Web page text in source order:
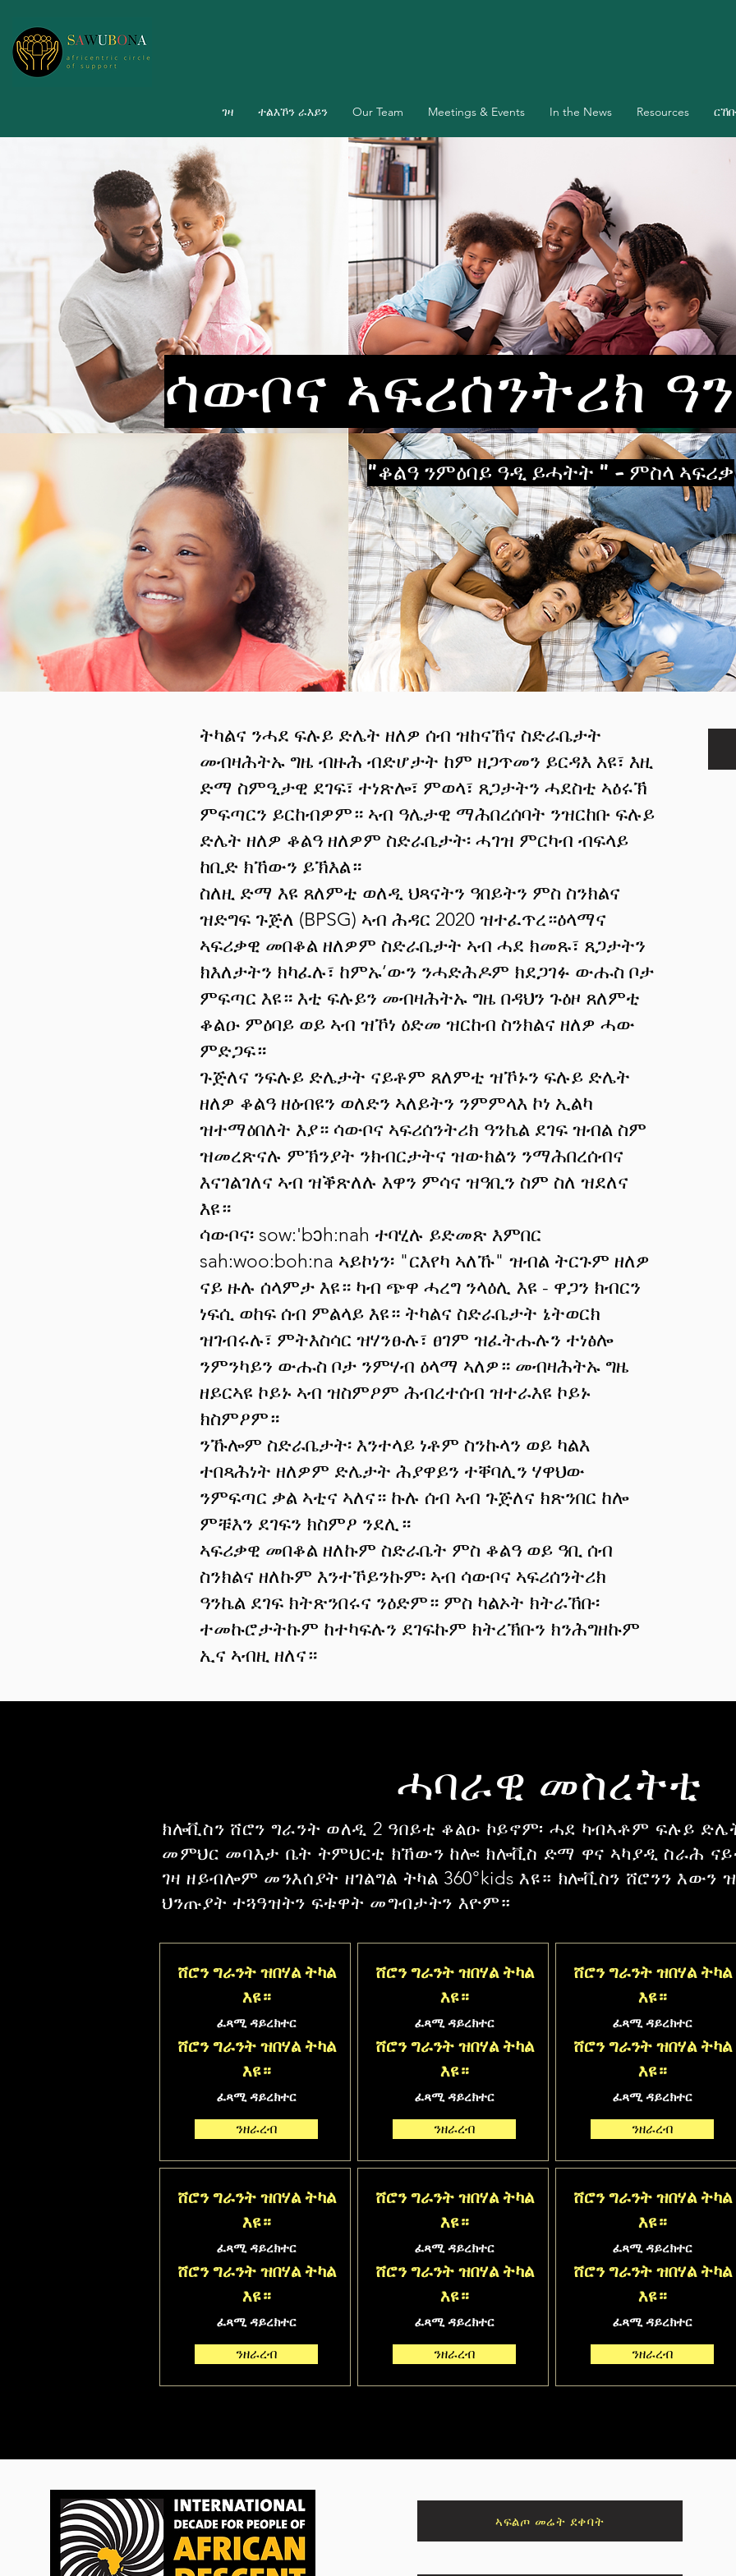
ገዛ ተልእኾን ራእይን Our Team Meetings & Events In the News Resources
ሳውቦና ኣፍሪሰንትሪክ
"ቆልዓ ንምዕባይ ዓዲ ይሓትት " - ምስላ ኣፍሪቃ
ትካልና ንሓደ ፍሉይ ድሌት ዘለዎ ሰብ ዝከናኸና ስድራቤታት
መብዛሕትኡ ግዜ ብዙሕ ብድሆታት ከም ዘጋጥመን ይርዳእ እዩ፣ እዚ
ድማ ስምዒታዊ ደገፍ፣ ተነጽሎ፣ ምወላ፣ ጸጋታትን ሓደስቲ ኣዕሩኽ
ምፍጣርን ይርከብዎም። ኣብ ዓሌታዊ ማሕበረሰባት ንዝርከቡ ፍሉይ
ድሌት ዘለዎ ቆልዓ ዘለዎም ስድራቤታት፡ ሓገዝ ምርካብ ብፍላይ
ከቢድ ክኸውን ይኽእል።
ስለዚ ድማ እዩ ጸለምቲ ወለዲ ህጻናትን ዓበይትን ምስ ስንክልና
ዝድግፍ ጉጅለ (BPSG) ኣብ ሕዳር 2020 ዝተፈጥረ።ዕላማና
ኣፍሪቃዊ መበቆል ዘለዎም ስድራቤታት ኣብ ሓደ ክመጹ፣ ጸጋታትን
ክእለታትን ክካፈሉ፣ ከምኡ’ውን ንሓድሕዶም ክደጋገፉ ውሑስ ቦታ
ምፍጣር እዩ። እቲ ፍሉይን መብዛሕትኡ ግዜ በዳህን ጉዕዞ ጸለምቲ
ቆልዑ ምዕባይ ወይ ኣብ ዝኾነ ዕድመ ዝርከብ ስንክልና ዘለዎ ሓው
ምድጋፍ።
ጉጅለና ንፍሉይ ድሌታት ናይቶም ጸለምቲ ዝኾኑን ፍሉይ ድሌት
ዘለዎ ቆልዓ ዘዕብዩን ወለድን ኣለይትን ንምምላእ ኮነ ኢልካ
ዝተማዕበለት እያ። ሳውቦና ኣፍሪሰንትሪክ ዓንኬል ደገፍ ዝብል ስም
ዝመረጽናሉ ምኽንያት ንክብርታትና ዝውክልን ንማሕበረሰብና
እናገልገለና ኣብ ዝቕጽለሉ እዋን ምሳና ዝዓቢን ስም ስለ ዝደለና
እዩ።
ሳውቦና፡ sow:'bɔh:nah ተባሂሉ ይድመጽ እምበር
sah:woo:boh:na ኣይኮነን፡ "ርእየካ ኣለኹ" ዝብል ትርጉም ዘለዎ
ናይ ዙሉ ሰላምታ እዩ። ካብ ጭዋ ሓረግ ንላዕሊ እዩ - ዋጋን ክብርን
ነፍሲ ወከፍ ሰብ ምልላይ እዩ። ትካልና ስድራቤታት ኔትወርክ
ዝገብሩሉ፣ ምትእስሳር ዝሃንፁሉ፣ ፀገም ዝፈትሑሉን ተነፅሎ
ንምንካይን ውሑስ ቦታ ንምሃብ ዕላማ ኣለዎ። መብዛሕትኡ ግዜ
ዘይርኣዩ ኮይኑ ኣብ ዝስምዖም ሕብረተሰብ ዝተራእዩ ኮይኑ
ክስምዖም።
ንኹሎም ስድራቤታት፡ እንተላይ ነቶም ስንኩላን ወይ ካልእ
ተበጻሕነት ዘለዎም ድሌታት ሕያዋይን ተቐባሊን ሃዋህው
ንምፍጣር ቃል ኣቲና ኣለና። ኩሉ ሰብ ኣብ ጉጅለና ክጽንበር ከሎ
ምቹእን ደገፍን ክስምዖ ንደሊ።
ኣፍሪቃዊ መበቆል ዘለኩም ስድራቤት ምስ ቆልዓ ወይ ዓቢ ሰብ
ስንክልና ዘለኩም እንተኾይንኩም፡ ኣብ ሳውቦና ኣፍሪሰንትሪክ
ዓንኬል ደገፍ ክትጽንበሩና ንዕድም። ምስ ካልኦት ክትራኸቡ፡
ተመኩሮታትኩም ከተካፍሉን ደገፍኩም ክትረኽቡን ክንሕግዘኩም
ኢና ኣብዚ ዘለና።
ሓባራዊ መስረትቲ
ክሎቪስን ሸሮን ግራንት ወለዲ 2 ዓበይቲ ቆልዑ ኮይኖም፡ ሓደ ካብኣቶም ፍሉይ
መምህር መባእታ ቤት ትምህርቲ ክኸውን ከሎ፡ ክሎቪስ ድማ ዋና ኣካያዲ ስራሕ
ገዛ ዘይብሎም መንእሰያት ዘገልግል ትካል 360°kids እዩ። ክሎቪስን ሸሮንን እውን
ህንጡያት ተጓዓዝትን ፍቱዋት መግብታትን እዮም።
ሸሮን ግራንት ዝበሃል ትካል
እዩ።
ፈጻሚ ዳይረክተር
ሸሮን ግራንት ዝበሃል ትካል
እዩ።
ፈጻሚ ዳይረክተር
ንዘራረብ
ሸሮን ግራንት ዝበሃል ትካል
እዩ።
ፈጻሚ ዳይረክተር
ሸሮን ግራንት ዝበሃል ትካል
እዩ።
ፈጻሚ ዳይረክተር
ንዘራረብ
ሸሮን ግራንት ዝበሃል ትካል
እዩ።
ፈጻሚ ዳይረክተር
ሸሮን ግራንት ዝበሃል ትካል
እዩ።
ፈጻሚ ዳይረክተር
ንዘራረብ
ሸሮን ግራንት ዝበሃል ትካል
እዩ።
ፈጻሚ ዳይረክተር
ሸሮን ግራንት ዝበሃል ትካል
እዩ።
ፈጻሚ ዳይረክተር
ንዘራረብ
ሸሮን ግራንት ዝበሃል ትካል
እዩ።
ፈጻሚ ዳይረክተር
ሸሮን ግራንት ዝበሃል ትካል
እዩ።
ፈጻሚ ዳይረክተር
ንዘራረብ
ሸሮን ግራንት ዝበሃል ትካል
እዩ።
ፈጻሚ ዳይረክተር
ሸሮን ግራንት ዝበሃል ትካል
እዩ።
ፈጻሚ ዳይረክተር
ንዘራረብ
ኣፍልጦ መሬት ደቀባት